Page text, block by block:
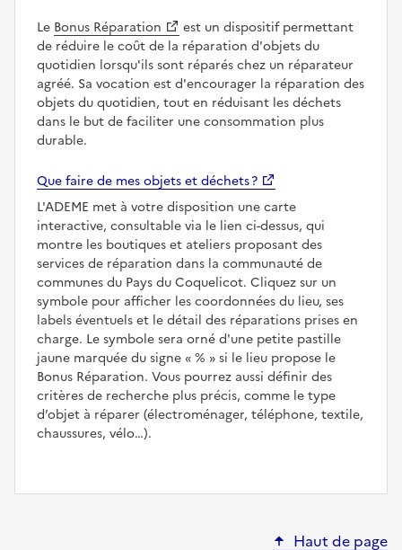
Le Bonus Réparation
est un dispositif permettant
de réduire le coût de la réparation d'objets du
quotidien lorsqu'ils sont réparés chez un réparateur
agréé. Sa vocation est d'encourager la réparation des
objets du quotidien, tout en réduisant les déchets
dans le but de faciliter une consommation plus
durable.
Que faire de mes objets et déchets ?
L'ADEME met à votre disposition une carte
interactive, consultable via le lien ci-dessus, qui
montre les boutiques et ateliers proposant des
services de réparation dans la communauté de
communes du Pays du Coquelicot. Cliquez sur un
symbole pour afficher les coordonnées du lieu, ses
labels éventuels et le détail des réparations prises en
charge. Le symbole sera orné d'une petite pastille
jaune marquée du signe
%
si le lieu propose le
Bonus Réparation. Vous pourrez aussi définir des
critères de recherche plus précis, comme le type
d’objet à réparer (électroménager, téléphone, textile,
chaussures, vélo…).
Haut de page